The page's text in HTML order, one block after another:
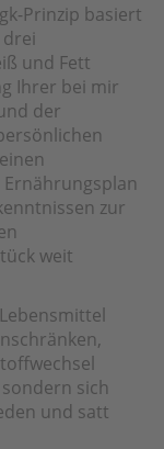
Prinzip basiert
und Fett
Ihrer bei mir
der
zur
weit
sich
und satt